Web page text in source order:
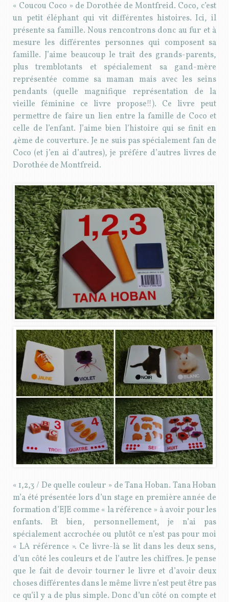
« Coucou Coco » de Dorothée de Montfreid. Coco, c’est
un petit éléphant qui vit différentes histoires. Ici, il
présente sa famille. Nous rencontrons donc au fur et à
mesure les différentes personnes qui composent sa
famille. J’aime beaucoup le trait des grands-parents,
plus tremblotants et spécialement sa gand-mère
représentée comme sa maman mais avec les seins
pendants (quelle magnifique représentation de la
vieille féminine ce livre propose!!). Ce livre peut
permettre de faire un lien entre la famille de Coco et
celle de l’enfant. J’aime bien l’histoire qui se finit en
4ème de couverture. Je ne suis pas spécialement fan de
Coco (et j’en ai d’autres), je préfére d’autres livres de
Dorothée de Montfreid.
« 1,2,3 / De quelle couleur » de Tana Hoban. Tana Hoban
m’a été présentée lors d’un stage en première année de
formation d’EJE comme « la référence » à avoir pour les
enfants. Et bien, personnellement, je n’ai pas
spécialement accrochée ou plutôt ce n’est pas pour moi
« LA référence ». Ce livre-là se lit dans les deux sens,
d’un côté les couleurs et de l’autre les chiffres. Je pense
que le fait de devoir tourner le livre et d’avoir deux
choses différentes dans le même livre n’est peut être pas
ce qu’il y a de plus simple. Donc d’un côté on compte et